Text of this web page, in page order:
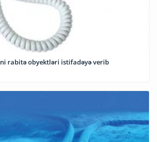
rabitə obyektləri istifadəyə verib